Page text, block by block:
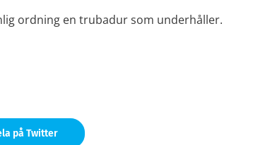
ordning en trubadur som underhåller.
på Twitter